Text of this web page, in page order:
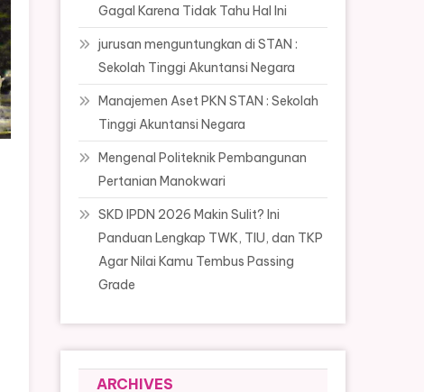
Gagal Karena Tidak Tahu Hal Ini
jurusan menguntungkan di STAN :
Sekolah Tinggi Akuntansi Negara
Manajemen Aset PKN STAN : Sekolah
Tinggi Akuntansi Negara
Mengenal Politeknik Pembangunan
Pertanian Manokwari
SKD IPDN 2026 Makin Sulit? Ini
Panduan Lengkap TWK, TIU, dan TKP
Agar Nilai Kamu Tembus Passing
Grade
ARCHIVES